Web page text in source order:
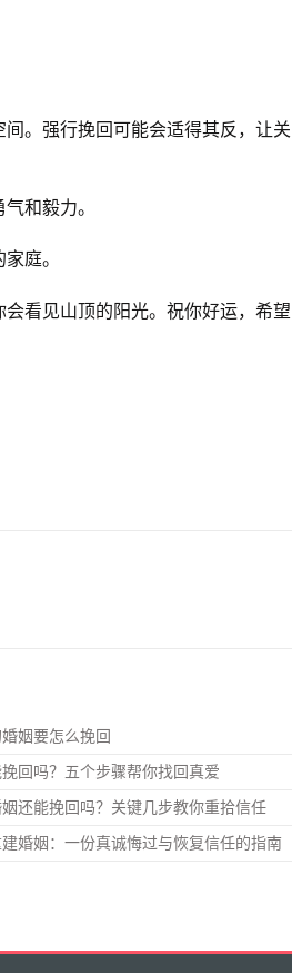
。强行挽回可能会适得其反，让关
和毅力。
庭。
看见山顶的阳光。祝你好运，希望
姻要怎么挽回
回吗？五个步骤帮你找回真爱
还能挽回吗？关键几步教你重拾信任
婚姻：一份真诚悔过与恢复信任的指南